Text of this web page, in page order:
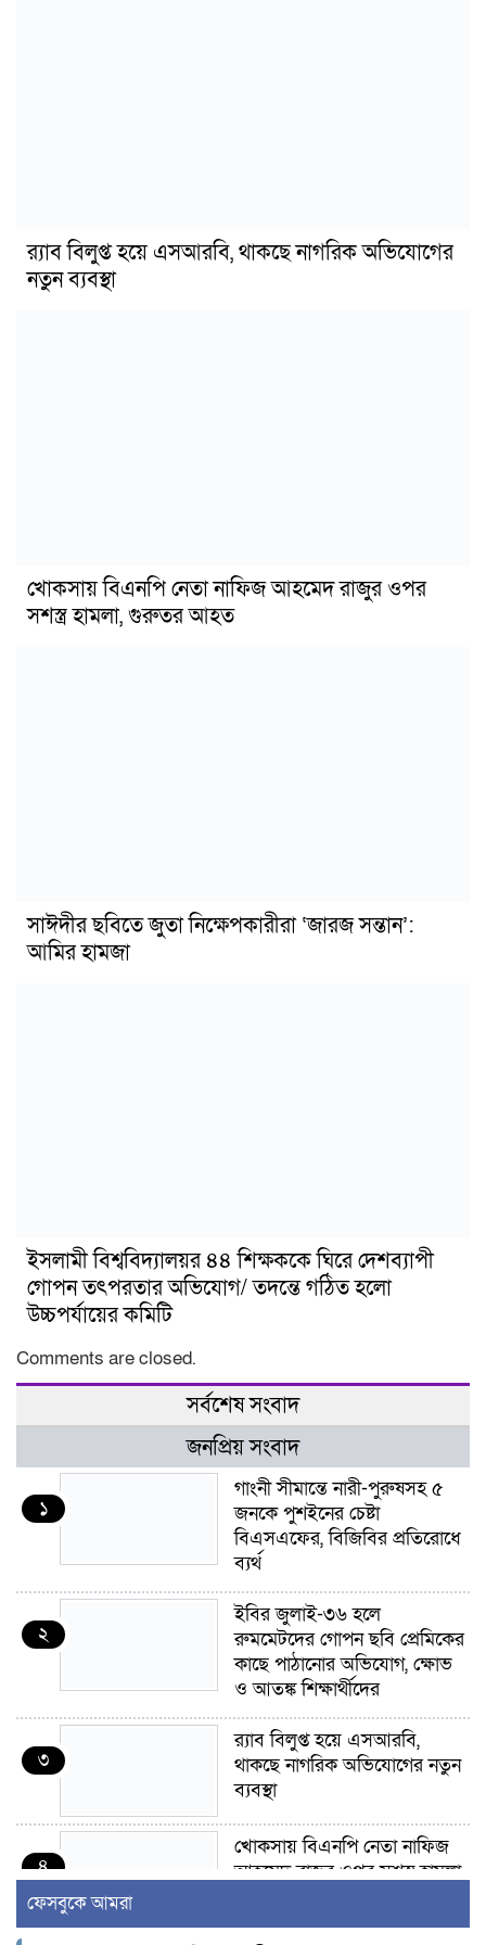
র‍্যাব বিলুপ্ত হয়ে এসআরবি, থাকছে নাগরিক অভিযোগের
নতুন ব্যবস্থা
খোকসায় বিএনপি নেতা নাফিজ আহমেদ রাজুর ওপর
সশস্ত্র হামলা, গুরুতর আহত
সাঈদীর ছবিতে জুতা নিক্ষেপকারীরা ‘জারজ সন্তান’:
আমির হামজা
ইসলামী বিশ্ববিদ্যালয়র ৪৪ শিক্ষককে ঘিরে দেশব্যাপী
গোপন তৎপরতার অভিযোগ/ তদন্তে গঠিত হলো
উচ্চপর্যায়ের কমিটি
Comments are closed.
সর্বশেষ সংবাদ
জনপ্রিয় সংবাদ
১
গাংনী সীমান্তে নারী-পুরুষসহ ৫
জনকে পুশইনের চেষ্টা
বিএসএফের, বিজিবির প্রতিরোধে
ব্যর্থ
২
ইবির জুলাই-৩৬ হলে
রুমমেটদের গোপন ছবি প্রেমিকের
কাছে পাঠানোর অভিযোগ, ক্ষোভ
ও আতঙ্ক শিক্ষার্থীদের
৩
র‍্যাব বিলুপ্ত হয়ে এসআরবি,
থাকছে নাগরিক অভিযোগের নতুন
ব্যবস্থা
৪
খোকসায় বিএনপি নেতা নাফিজ
আহমেদ রাজুর ওপর সশস্ত্র হামলা,
ফেসবুকে আমরা